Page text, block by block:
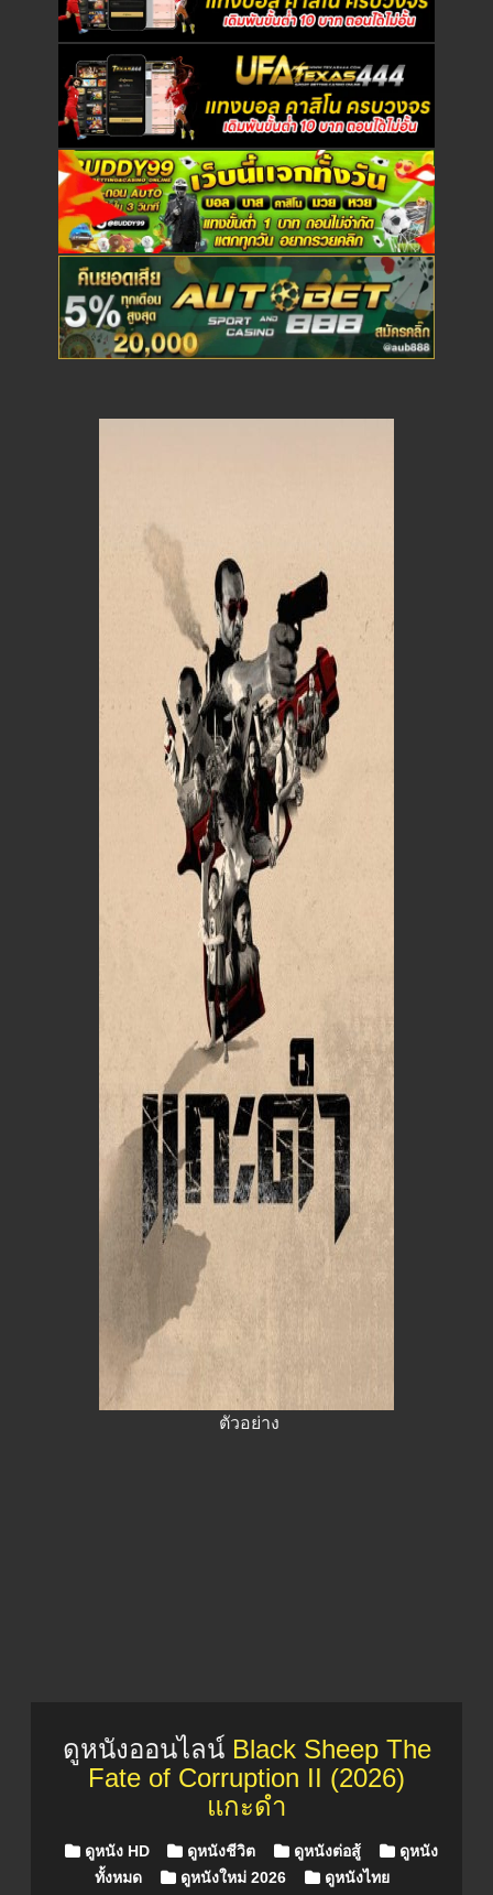
ตัวอย่าง
ดูหนังออนไลน์ Black Sheep The
Fate of Corruption II (2026)
แกะดำ
Posted in
ดูหนัง HD ดูหนังชีวิต ดูหนังต่อสู้
ดูหนัง
ทั้งหมด
ดูหนังใหม่ 2026 ดูหนังไทย